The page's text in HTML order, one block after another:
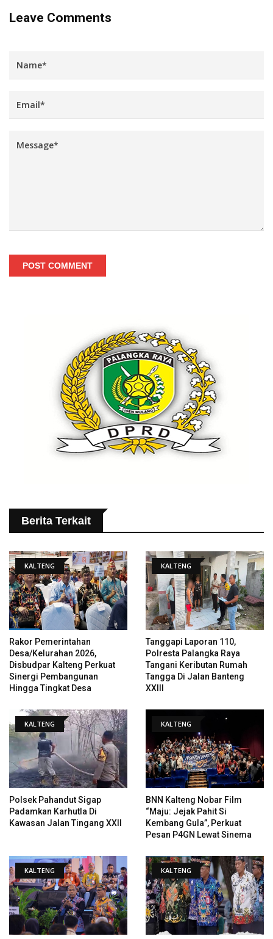
Leave Comments
POST COMMENT
Berita Terkait
KALTENG
Rakor Pemerintahan
Desa/Kelurahan 2026,
Disbudpar Kalteng Perkuat
Sinergi Pembangunan
Hingga Tingkat Desa
KALTENG
Tanggapi Laporan 110,
Polresta Palangka Raya
Tangani Keributan Rumah
Tangga Di Jalan Banteng
XXIII
KALTENG
Polsek Pahandut Sigap
Padamkan Karhutla Di
Kawasan Jalan Tingang XXII
KALTENG
BNN Kalteng Nobar Film
“Maju: Jejak Pahit Si
Kembang Gula”, Perkuat
Pesan P4GN Lewat Sinema
KALTENG KALTENG